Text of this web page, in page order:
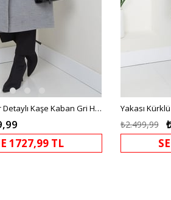
Yakası Kürklü Nervür Detaylı Kaşe Kaban Gri HM2576
1727,99 TL
₺2.499,99